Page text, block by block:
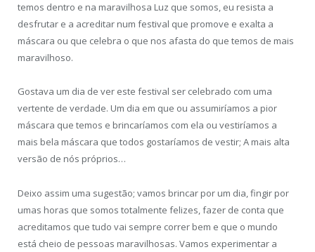
temos dentro e na maravilhosa Luz que somos, eu resista a
desfrutar e a acreditar num festival que promove e exalta a
máscara ou que celebra o que nos afasta do que temos de mais
maravilhoso.
Gostava um dia de ver este festival ser celebrado com uma
vertente de verdade. Um dia em que ou assumiríamos a pior
máscara que temos e brincaríamos com ela ou vestiríamos a
mais bela máscara que todos gostaríamos de vestir; A mais alta
versão de nós próprios…
Deixo assim uma sugestão; vamos brincar por um dia, fingir por
umas horas que somos totalmente felizes, fazer de conta que
acreditamos que tudo vai sempre correr bem e que o mundo
está cheio de pessoas maravilhosas. Vamos experimentar a